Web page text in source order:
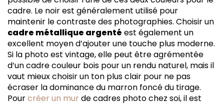
cadre. Le noir est généralement utilisé pour
maintenir le contraste des photographies. Choisir un
cadre métallique argenté est également un
excellent moyen d’ajouter une touche plus moderne.
Si la photo est vintage, elle peut être agrémentée
d’un cadre couleur bois pour un rendu naturel, mais il
vaut mieux choisir un ton plus clair pour ne pas
écraser la dominance du marron foncé du tirage.
Pourcréer un mur de cadres photo chez soi, il est